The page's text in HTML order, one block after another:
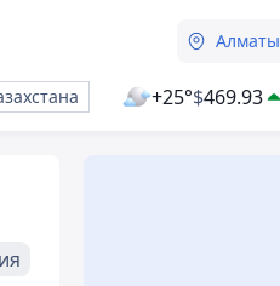
Алматы
+25°$469.93